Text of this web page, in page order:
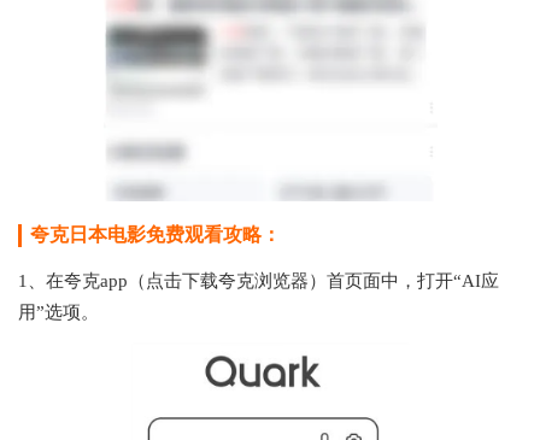
夸克日本电影免费观看攻略：
1、在夸克app（点击下载夸克浏览器）首页面中，打开“AI应
用”选项。